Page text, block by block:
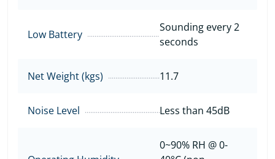
Low Battery
Sounding every 2
seconds
Net Weight (kgs) 11.7
Noise Level Less than 45dB
0~90% RH @ 0-